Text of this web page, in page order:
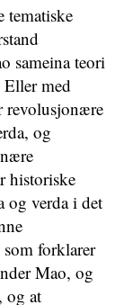
tematiske
sameina teori
med
revolusjonære
og
historiske
og verda i det
forklarer
Mao, og
og at